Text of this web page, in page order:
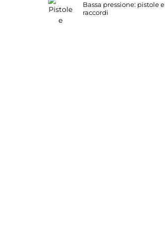
Bassa pressione: pistole e
raccordi